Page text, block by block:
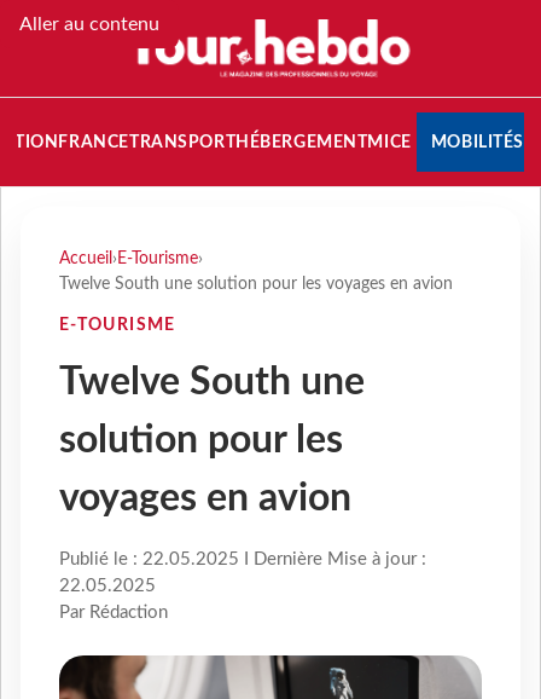
Aller au contenu
FRANCETRANSPORT HÉBERGEMENTMICE MOBILITÉS
Accueil › E-Tourisme›
Twelve South une solution pour les voyages en avion
E-TOURISME
Twelve South une
solution pour les
voyages en avion
Publié le : 22.05.2025 I Dernière Mise à jour :
22.05.2025
Par Rédaction